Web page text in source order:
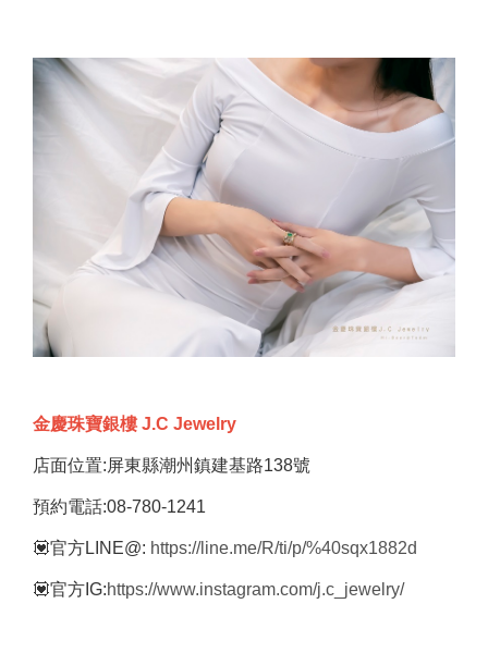
金慶珠寶銀樓 J.C Jewelry
店面位置:屏東縣潮州鎮建基路138號
預約電話:08-780-1241
💟官方LINE@: https://line.me/R/ti/p/%40sqx1882d
💟官方IG:https://www.instagram.com/j.c_jewelry/